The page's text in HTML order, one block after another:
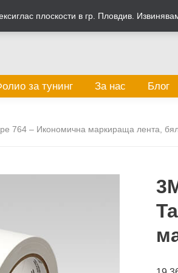
за тунинг За нас Блог
764 – Икономична маркираща лента,
плоскости в гр. Пловдив.